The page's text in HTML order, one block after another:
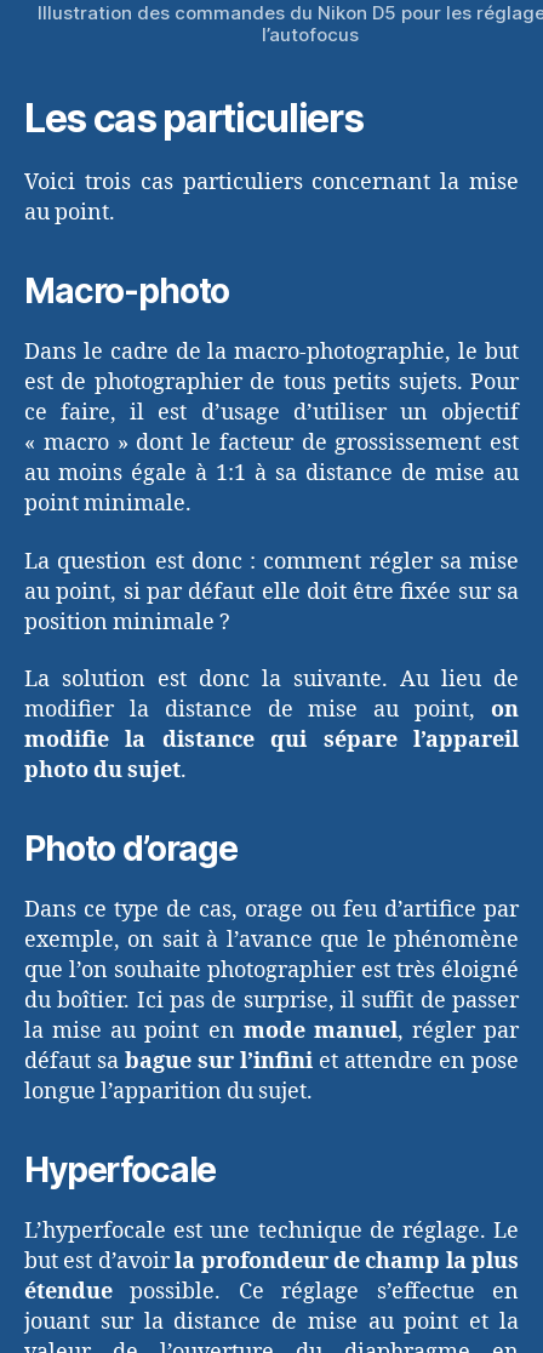
Illustration des commandes du Nikon D5 pour les
l’autofocus
Les cas particuliers
Voici trois cas particuliers concernant la mise
au point.
Macro-photo
Dans le cadre de la macro-photographie, le but
est de photographier de tous petits sujets. Pour
ce faire, il est d’usage d’utiliser un objectif
« macro » dont le facteur de grossissement est
au moins égale à 1:1 à sa distance de mise au
point minimale.
La question est donc : comment régler sa mise
au point, si par défaut elle doit être fixée sur sa
position minimale ?
La solution est donc la suivante. Au lieu de
modifier la distance de mise au point, on
modifie la distance qui sépare l’appareil
photo du sujet.
Photo d’orage
Dans ce type de cas, orage ou feu d’artifice par
exemple, on sait à l’avance que le phénomène
que l’on souhaite photographier est très éloigné
du boîtier. Ici pas de surprise, il suffit de passer
la mise au point en mode manuel, régler par
défaut sa bague sur l’infini et attendre en pose
longue l’apparition du sujet.
Hyperfocale
L’hyperfocale est une technique de réglage. Le
but est d’avoirla profondeur de champ la plus
étendue possible. Ce réglage s’effectue en
jouant sur la distance de mise au point et la